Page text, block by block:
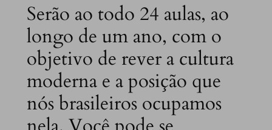
Serão ao todo 24 aulas, ao
longo de um ano, com o
objetivo de rever a cultura
moderna e a posição que
nós brasileiros ocupamos